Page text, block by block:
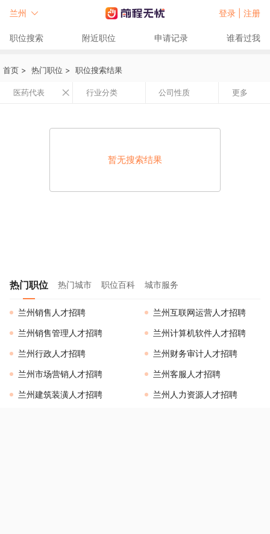
兰州 登录 | 注册
职位搜索 附近职位 申请记录 谁看过我
首页 > 热门职位 > 职位搜索结果
医药代表 行业分类 公司性质 更多
暂无搜索结果
热门职位 热门城市 职位百科 城市服务
兰州销售人才招聘
兰州互联网运营人才招聘
兰州销售管理人才招聘
兰州计算机软件人才招聘
兰州行政人才招聘
兰州财务审计人才招聘
兰州市场营销人才招聘
兰州客服人才招聘
兰州建筑装潢人才招聘
兰州人力资源人才招聘